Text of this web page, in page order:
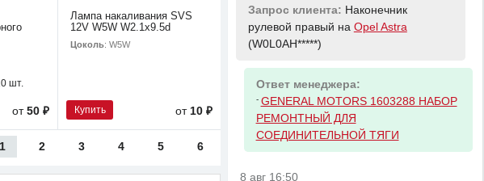
шт.
от50 ₽
Лампа накаливания SVS
12V W5W W2.1х9.5d
Цоколь: W5W
Купить от 10 ₽
1 2 3 4 5 6
Запрос клиента: Наконечник
рулевой правый на Opel Astra
(W0L0AH*****)
Ответ менеджера:
- GENERAL MOTORS 1603288 НАБОР
РЕМОНТНЫЙ ДЛЯ
СОЕДИНИТЕЛЬНОЙ ТЯГИ
8 авг 16:50